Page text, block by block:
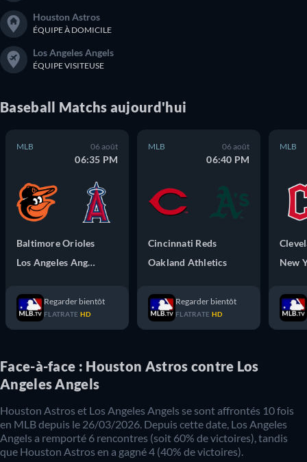
Houston Astros
ÉQUIPE À DOMICILE
Los Angeles Angels
ÉQUIPE VISITEUSE
Baseball Matchs aujourd'hui
MLB 06 août
06:35 PM
Baltimore Orioles
Los Angeles Angels
Regarder bientôt
FLATRATE HD
MLB 06 août
06:40 PM
Cincinnati Reds
Oakland Athletics
Regarder bientôt
FLATRATE HD
MLB
New
Face-à-face : Houston Astros contre Los
Angeles Angels
Houston Astros et Los Angeles Angels se sont affrontés 10fois
en MLBdepuis le 26/03/2026 . Depuis cette date, Los Angeles
Angels a remporté 6 rencontres (soit 60% de victoires), tandis
que Houston Astros en a gagné4 (40% de victoires).